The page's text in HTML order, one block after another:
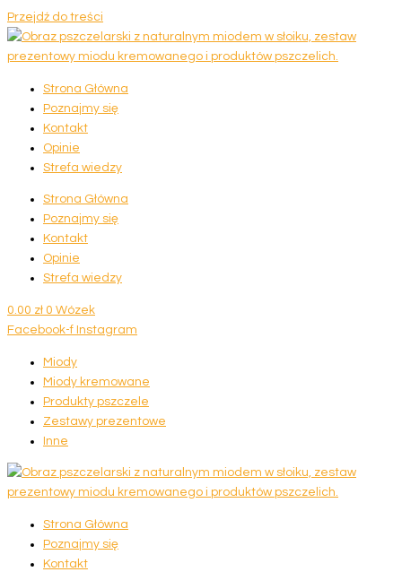
Przejdź do treści
Strona Główna
Poznajmy się
Kontakt
Opinie
Strefa wiedzy
Strona Główna
Poznajmy się
Kontakt
Opinie
Strefa wiedzy
0.00 zł 0 Wózek
Facebook-f Instagram
Miody
Miody kremowane
Produkty pszczele
Zestawy prezentowe
Inne
Strona Główna
Poznajmy się
Kontakt